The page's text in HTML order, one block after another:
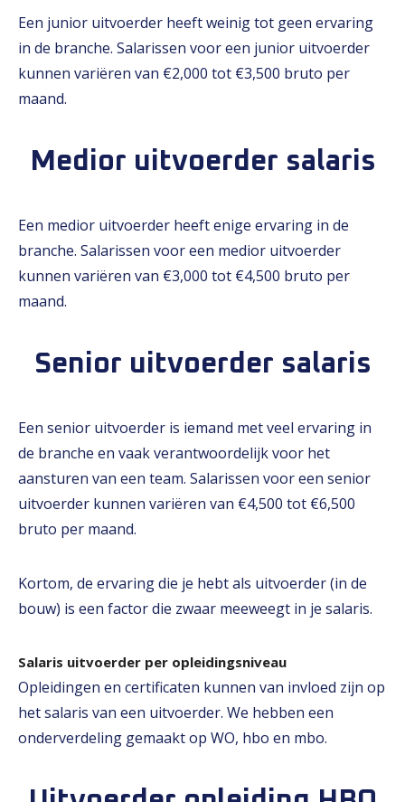
Een junior uitvoerder heeft weinig tot geen ervaring
in de branche. Salarissen voor een junior uitvoerder
kunnen variëren van €2,000 tot €3,500 bruto per
maand.
Medior uitvoerder salaris
Een medior uitvoerder heeft enige ervaring in de
branche. Salarissen voor een medior uitvoerder
kunnen variëren van €3,000 tot €4,500 bruto per
maand.
Senior uitvoerder salaris
Een senior uitvoerder is iemand met veel ervaring in
de branche en vaak verantwoordelijk voor het
aansturen van een team. Salarissen voor een senior
uitvoerder kunnen variëren van €4,500 tot €6,500
bruto per maand.
Kortom, de ervaring die je hebt als uitvoerder (in de
bouw) is een factor die zwaar meeweegt in je salaris.
Salaris uitvoerder per opleidingsniveau
Opleidingen en certificaten kunnen van invloed zijn op
het salaris van een uitvoerder. We hebben een
onderverdeling gemaakt op WO, hbo en mbo.